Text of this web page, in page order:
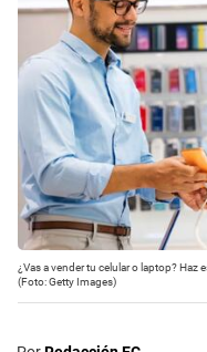
¿Vas a vender tu celular o laptop? Haz
(Foto: Getty Images)